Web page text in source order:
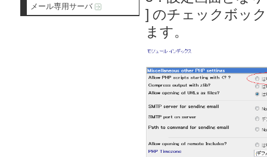
メール専用サーバ
] のチェックボッ
ます。